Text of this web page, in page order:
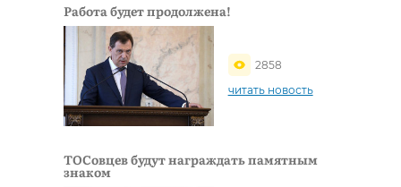
Работа будет продолжена!
2858
читать новость
ТОСовцев будут награждать памятным
знаком